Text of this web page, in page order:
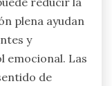
plena ayudan
y
emocional. Las
de